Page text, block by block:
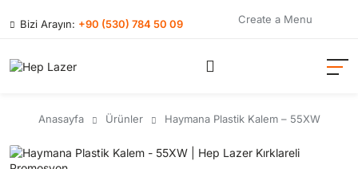
Bizi Arayın: +90 (530) 784 50 09 Create a Menu
Anasayfa Ürünler Haymana Plastik Kalem – 55XW